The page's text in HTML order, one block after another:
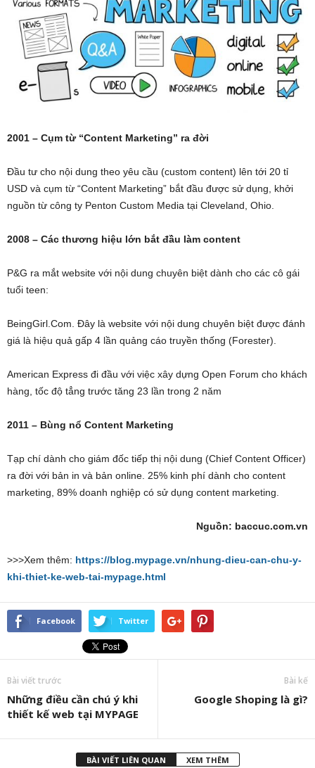
2001 – Cụm từ “Content Marketing” ra đời
Đầu tư cho nội dung theo yêu cầu (custom content) lên tới 20 tỉ
USD và cụm từ “Content Marketing” bắt đầu được sử dụng, khởi
nguồn từ công ty Penton Custom Media tại Cleveland, Ohio.
2008 – Các thương hiệu lớn bắt đầu làm content
P&G ra mắt website với nội dung chuyên biệt dành cho các cô gái
tuổi teen:
BeingGirl.Com. Đây là website với nội dung chuyên biệt được đánh
giá là hiệu quả gấp 4 lần quảng cáo truyền thống (Forester).
American Express đi đầu với việc xây dựng Open Forum cho khách
hàng, tốc độ tẳng trước tăng 23 lần trong 2 năm
2011 – Bùng nổ Content Marketing
Tạp chí dành cho giám đốc tiếp thị nội dung (Chief Content Officer)
ra đời với bản in và bản online. 25% kinh phí dành cho content
marketing, 89% doanh nghiệp có sử dụng content marketing.
Nguồn: baccuc.com.vn
>>>Xem thêm: https://blog.mypage.vn/nhung-dieu-can-chu-y-
khi-thiet-ke-web-tai-mypage.html
Facebook Twitter
Bài viết trước
Những điều cần chú ý khi
thiết kế web tại MYPAGE
Bài kế
Google Shoping là gì?
BÀI VIẾT LIÊN QUAN XEM THÊM